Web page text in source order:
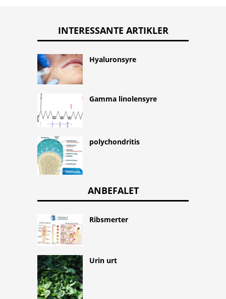
INTERESSANTE ARTIKLER
Hyaluronsyre
Gamma linolensyre
polychondritis
ANBEFALET
Ribsmerter
Urin urt